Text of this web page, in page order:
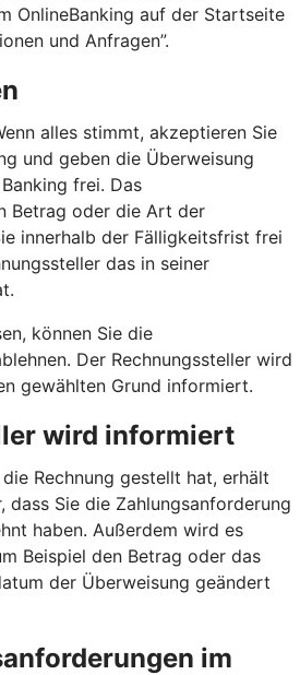
OnlineBanking auf der Startseite
und Anfragen”.
alles stimmt, akzeptieren Sie
und geben die Überweisung
frei. Das
Betrag oder die Art der
innerhalb der Fälligkeitsfrist frei
das in seiner
können Sie die
Der Rechnungssteller wird
gewählten Grund informiert.
wird informiert
Rechnung gestellt hat, erhält
dass Sie die Zahlungsanforderung
haben. Außerdem wird es
Beispiel den Betrag oder das
der Überweisung geändert
im